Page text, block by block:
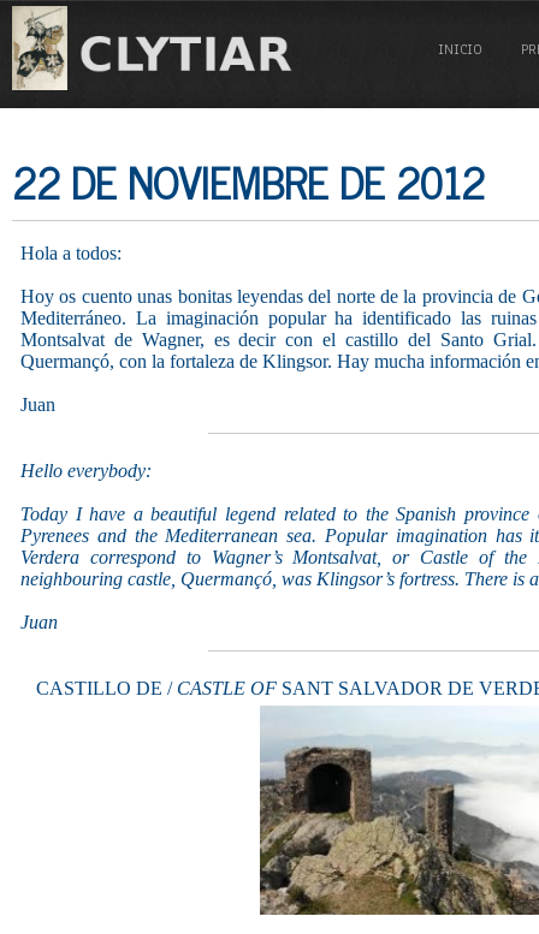
INICIO
22 DE NOVIEMBRE DE 2012
Hola a todos:
Hoy os cuento unas bonitas leyendas del norte de la provincia de
Mediterráneo. La imaginación popular ha identificado las
Montsalvat de Wagner, es decir con el castillo del Santo
Quermançó, con la fortaleza de Klingsor. Hay mucha información
Juan
Hello everybody:
Today I have a beautiful legend related to the Spanish province
Pyrenees and the Mediterranean sea. Popular imagination
Verdera correspond to Wagner’s Montsalvat, or Castle of
neighbouring castle, Quermançó, was Klingsor’s fortress. There is
Juan
CASTILLO DE / CASTLE OF SANT SALVADOR DE